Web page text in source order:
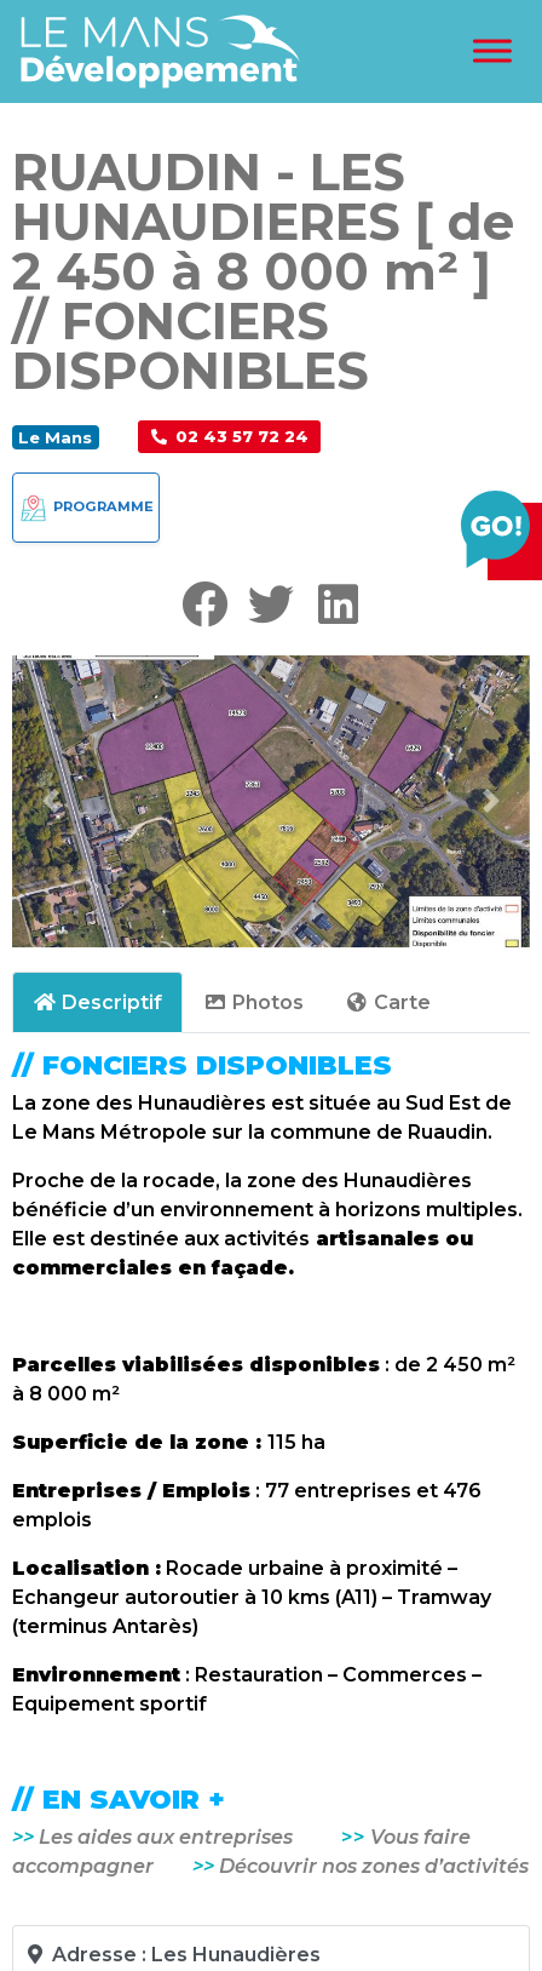
RUAUDIN - LES
HUNAUDIERES [ de
2 450 à 8 000 m² ]
// FONCIERS
DISPONIBLES
Le Mans 02 43 57 72 24
PROGRAMME
Précédent
Descriptif Photos Carte
// FONCIERS DISPONIBLES
La zone des Hunaudières est située au Sud Est de
Le Mans Métropole sur la commune de Ruaudin.
Proche de la rocade, la zone des Hunaudières
bénéficie d’un environnement à horizons multiples.
Elle est destinée aux activités artisanales ou
commerciales en façade.
Parcelles viabilisées disponibles : de 2 450 m²
à 8 000 m²
Superficie de la zone : 115 ha
Entreprises / Emplois : 77 entreprises et 476
emplois
Localisation : Rocade urbaine à proximité –
Echangeur autoroutier à 10 kms (A11) – Tramway
(terminus Antarès)
Environnement : Restauration – Commerces –
Equipement sportif
// EN SAVOIR +
>> Les aides aux entreprises >> Vous faire
accompagner >> Découvrir nos zones d’activités
Adresse : Les Hunaudières